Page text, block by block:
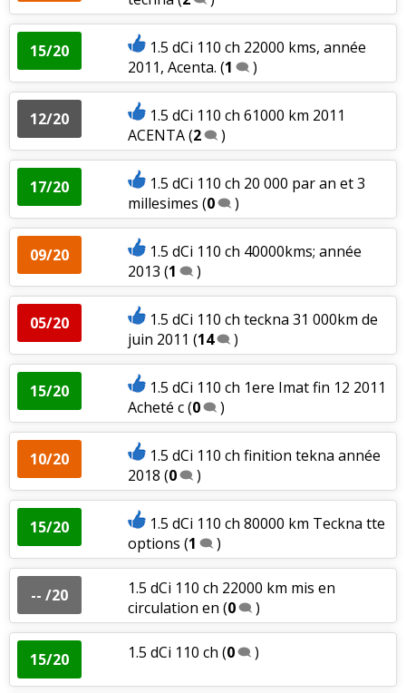
15/20
1.5 dCi 110 ch 22000 kms, année
2011, Acenta. (1 )
12/20
1.5 dCi 110 ch 61000 km 2011
ACENTA(2 )
17/20
1.5 dCi 110 ch 20 000 par an et 3
millesimes (0 )
09/20
1.5 dCi 110 ch 40000kms; année
2013 (1 )
05/20
1.5 dCi 110 ch teckna 31 000km de
juin 2011 (14 )
15/20
1.5 dCi 110 ch 1ere Imat fin 12 2011
Acheté c(0 )
10/20
1.5 dCi 110 ch finition tekna année
2018 (0 )
15/20
1.5 dCi 110 ch 80000 km Teckna tte
options (1 )
-- /20
1.5 dCi 110 ch 22000 km mis en
circulation en (0 )
15/20 1.5 dCi 110 ch (0 )